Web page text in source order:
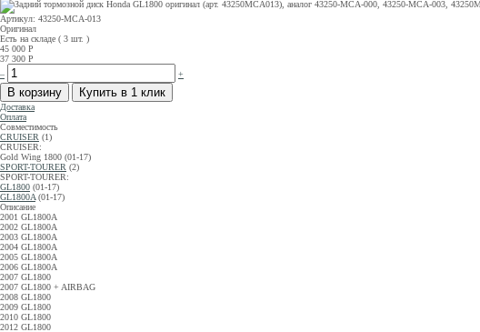
Артикул: 43250-MCA-013
Оригинал
Есть на складе ( 3 шт. )
45 000 Р
37 300 Р
–
+
Доставка
Оплата
Совместимость
CRUISER (1)
CRUISER:
Gold Wing 1800 (01-17)
SPORT-TOURER (2)
SPORT-TOURER:
GL1800 (01-17)
GL1800A (01-17)
Описание
2001 GL1800A
2002 GL1800A
2003 GL1800A
2004 GL1800A
2005 GL1800A
2006 GL1800A
2007 GL1800
2007 GL1800 + AIRBAG
2008 GL1800
2009 GL1800
2010 GL1800
2012 GL1800